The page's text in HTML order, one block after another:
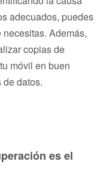
adecuados, puedes
Además,
copias de
móvil en buen
datos.
es el